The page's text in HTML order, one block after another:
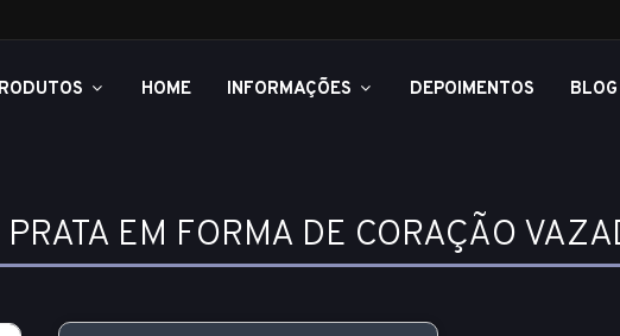
HOME INFORMAÇÕES DEPOIMENTOS BLOG
EM FORMA DE CORAÇÃO